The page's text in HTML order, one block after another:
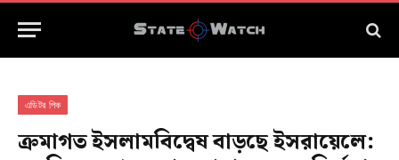
এডিটর পিক
ক্রমাগত ইসলামবিদ্বেষ বাড়ছে ইসরায়েলে: